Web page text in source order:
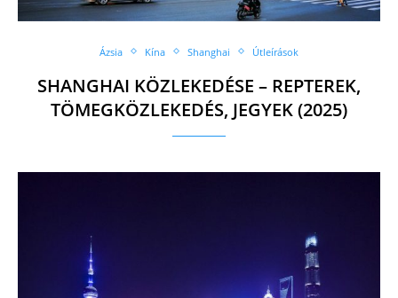
Ázsia Kína Shanghai Útleírások
SHANGHAI KÖZLEKEDÉSE – REPTEREK,
TÖMEGKÖZLEKEDÉS, JEGYEK (2025)